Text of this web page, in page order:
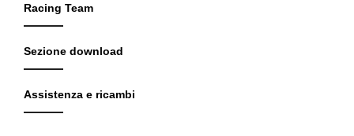
Racing Team
Sezione download
Assistenza e ricambi